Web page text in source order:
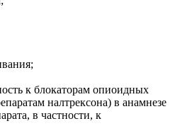
к блокаторам опиоидных
налтрексона) в анамнезе
в частности, к